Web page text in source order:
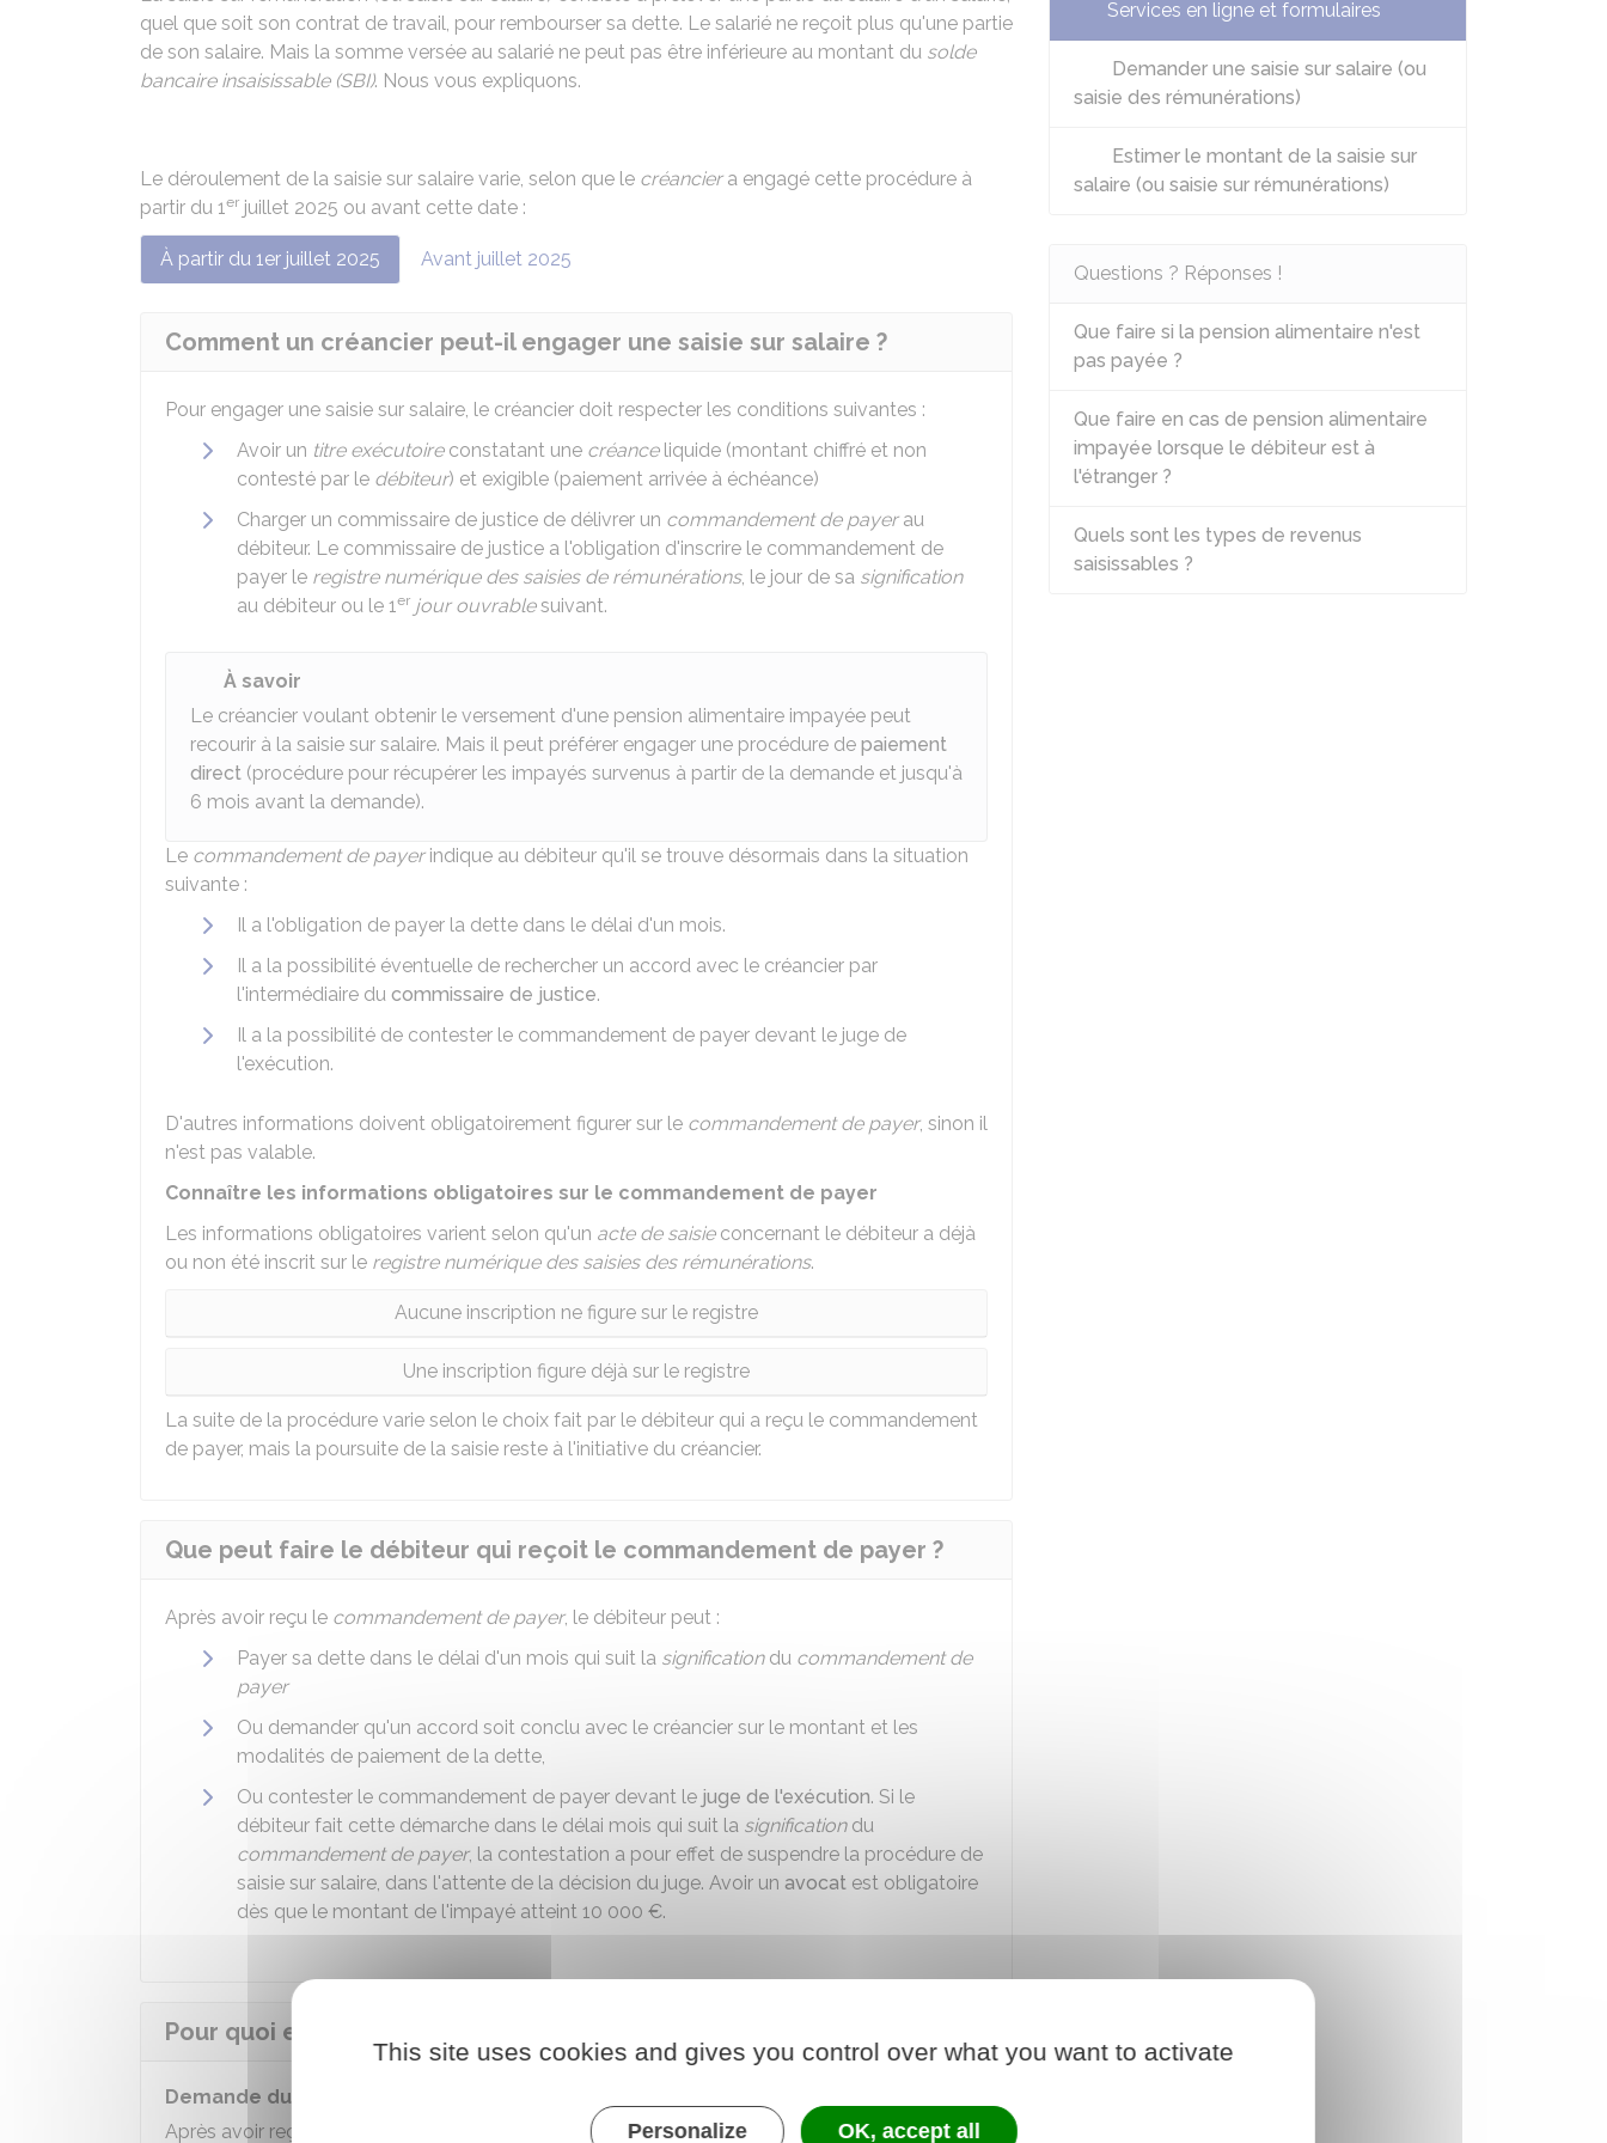
quel que soit son contrat de travail, pour rembourser sa dette. Le salarié ne reçoit plus qu'une partie
de son salaire. Mais la somme versée au salarié ne peut pas être inférieure au montant du solde
bancaire insaisissable (SBI). Nous vous expliquons.
Le déroulement de la saisie sur salaire varie, selon que le créanciera engagé cette procédure à
partir du 1er juillet 2025 ou avant cette date :
À partir du 1er juillet 2025 Avant juillet 2025
Comment un créancier peut-il engager une saisie sur salaire ?
Pour engager une saisie sur salaire, le créancier doit respecter les conditions suivantes :
Avoir un titre exécutoireconstatant une créanceliquide (montant chiffré et non
contesté par le débiteur) et exigible (paiement arrivée à échéance)
Charger un commissaire de justice de délivrer un commandement de payerau
débiteur. Le commissaire de justice a l'obligation d'inscrire le commandement de
payer le registre numérique des saisies de rémunérations, le jour de sa signification
au débiteur ou le 1er jour ouvrablesuivant.
À savoir
Le créancier voulant obtenir le versement d'une pension alimentaire impayée peut
recourir à la saisie sur salaire. Mais il peut préférer engager une procédure de paiement
direct (procédure pour récupérer les impayés survenus à partir de la demande et jusqu'à
6 mois avant la demande).
Le commandement de payerindique au débiteur qu'il se trouve désormais dans la situation
suivante :
Il a l'obligation de payer la dette dans le délai d'un mois.
Il a la possibilité éventuelle de rechercher un accord avec le créancier par
l'intermédiaire du commissaire de justice.
Il a la possibilité de contester le commandement de payer devant le juge de
l'exécution.
D'autres informations doivent obligatoirement figurer sur le commandement de payer, sinon il
n'est pas valable.
Connaître les informations obligatoires sur le commandement de payer
Les informations obligatoires varient selon qu'un acte de saisieconcernant le débiteur a déjà
ou non été inscrit sur le registre numérique des saisies des rémunérations.
Aucune inscription ne figure sur le registre
Une inscription figure déjà sur le registre
La suite de la procédure varie selon le choix fait par le débiteur qui a reçu le commandement
de payer, mais la poursuite de la saisie reste à l'initiative du créancier.
Que peut faire le débiteur qui reçoit le commandement de payer ?
Après avoir reçu le commandement de payer, le débiteur peut :
Payer sa dette dans le délai d'un mois qui suit la significationdu commandement de
payer
Ou demander qu'un accord soit conclu avec le créancier sur le montant et les
modalités de paiement de la dette,
Ou contester le commandement de payer devant le juge de l'exécution. Si le
débiteur fait cette démarche dans le délai mois qui suit la significationdu
commandement de payer, la contestation a pour effet de suspendre la procédure de
saisie sur salaire, dans l'attente de la décision du juge. Avoir un avocat est obligatoire
dès que le montant de l'impayé atteint 10 000 €.
Pour quoi et comment rechercher un accord débiteur/créancier ?
Demande du débiteur au commissaire de justice
Après avoir reçu le commandement de payer, ledébiteurpeut choisir de rechercher un
Services en ligne et formulaires
Demander une saisie sur salaire (ou
saisie des rémunérations)
Estimer le montant de la saisie sur
salaire (ou saisie sur rémunérations)
Questions ? Réponses !
Que faire si la pension alimentaire n'est
pas payée ?
Que faire en cas de pension alimentaire
impayée lorsque le débiteur est à
l'étranger ?
Quels sont les types de revenus
saisissables ?
This site uses cookies and gives you control over what you want to activate
Personalize OK, accept all